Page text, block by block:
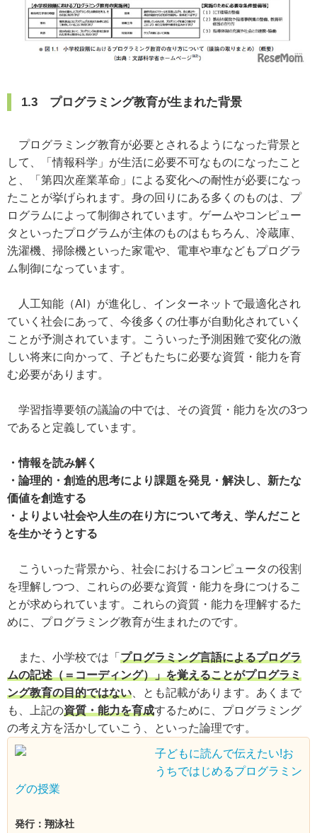
1.3 プログラミング教育が生まれた背景
プログラミング教育が必要とされるようになった背景と
して、「情報科学」が生活に必要不可なものになったこと
と、「第四次産業革命」による変化への耐性が必要になっ
たことが挙げられます。身の回りにある多くのものは、プ
ログラムによって制御されています。ゲームやコンピュー
タといったプログラムが主体のものはもちろん、冷蔵庫、
洗濯機、掃除機といった家電や、電車や車などもプログラ
ム制御になっています。
人工知能（AI）が進化し、インターネットで最適化され
ていく社会にあって、今後多くの仕事が自動化されていく
ことが予測されています。こういった予測困難で変化の激
しい将来に向かって、子どもたちに必要な資質・能力を育
む必要があります。
学習指導要領の議論の中では、その資質・能力を次の3つ
であると定義しています。
・情報を読み解く
・論理的・創造的思考により課題を発見・解決し、新たな
価値を創造する
・よりよい社会や人生の在り方について考え、学んだこと
を生かそうとする
こういった背景から、社会におけるコンピュータの役割
を理解しつつ、これらの必要な資質・能力を身につけるこ
とが求められています。これらの資質・能力を理解するた
めに、プログラミング教育が生まれたのです。
また、小学校では「 プログラミング言語によるプログラ
ムの記述（＝コーディング）」を覚えることがプログラミ
ング教育の目的ではない 、とも記載があります。あくまで
も、上記の資質・能力を育成するために、プログラミング
の考え方を活かしていこう、といった論理です。
子どもに読んで伝えたい!お
うちではじめるプログラミン
グの授業
発行：翔泳社